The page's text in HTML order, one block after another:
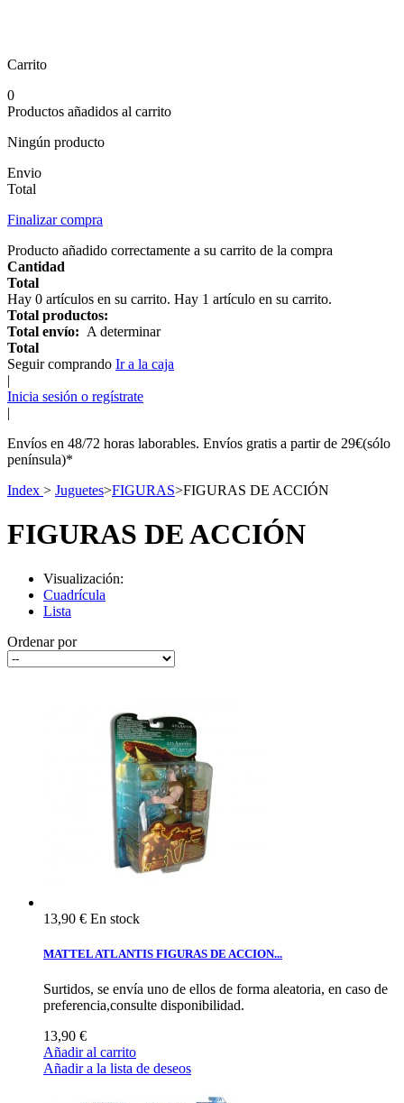
Carrito
0
Productos añadidos al carrito
Ningún producto
Envio
Total
Finalizar compra
Producto añadido correctamente a su carrito de la compra
Cantidad
Total
Hay 0 artículos en su carrito. Hay 1 artículo en su carrito.
Total productos:
Total envío: A determinar
Total
Seguir comprando Ir a la caja
|
Inicia sesión o regístrate
|
Envíos en 48/72 horas laborables. Envíos gratis a partir de 29€(sólo
península)*
Index > Juguetes>FIGURAS>FIGURAS DE ACCIÓN
FIGURAS DE ACCIÓN
Visualización:
Cuadrícula
Lista
Ordenar por
13,90 € En stock
MATTEL ATLANTIS FIGURAS DE ACCION...
Surtidos, se envía uno de ellos de forma aleatoria, en caso de
preferencia,consulte disponibilidad.
13,90 €
Añadir al carrito
Añadir a la lista de deseos